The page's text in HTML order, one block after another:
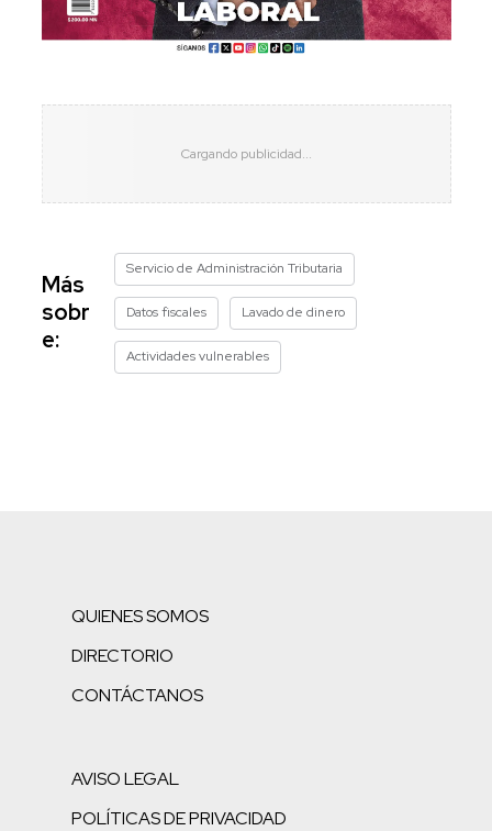
Más
sobr
e:
Servicio de Administración Tributaria
Datos fiscales Lavado de dinero
Actividades vulnerables
QUIENES SOMOS
DIRECTORIO
CONTÁCTANOS
AVISO LEGAL
POLÍTICAS DE PRIVACIDAD